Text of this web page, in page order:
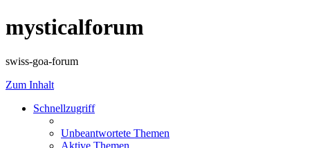
mysticalforum
swiss-goa-forum
Zum Inhalt
Schnellzugriff
Unbeantwortete Themen
Aktive Themen